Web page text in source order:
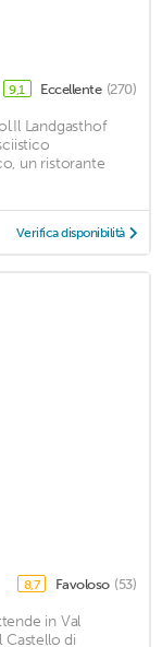
9,1 Eccellente (270)
Landgasthof
un ristorante
Verifica disponibilità
8,7 Favoloso (53)
in Val
di